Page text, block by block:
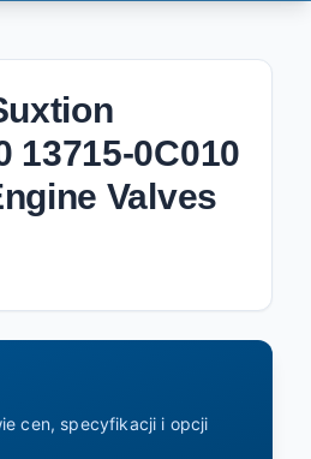
13715-0C010
Valves
cen, specyfikacji i opcji